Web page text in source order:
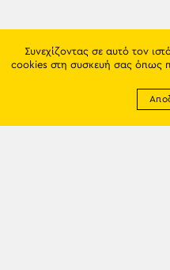
Συνεχίζοντας σε αυτό τον
cookies στη συσκευή σας όπως